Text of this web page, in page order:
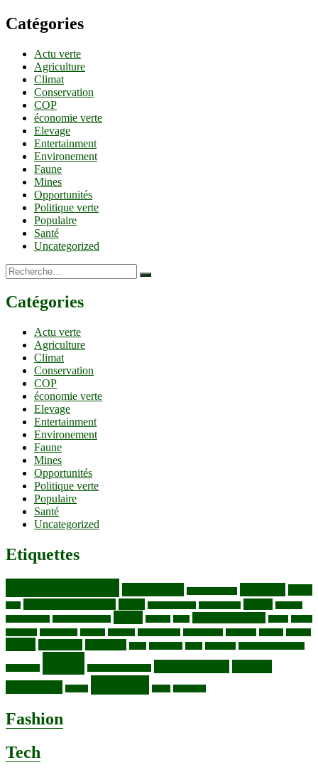
Catégories
Actu verte
Agriculture
Climat
Conservation
COP
économie verte
Elevage
Entertainment
Environement
Faune
Mines
Opportunités
Politique verte
Populaire
Santé
Uncategorized
Recherche…
Catégories
Actu verte
Agriculture
Climat
Conservation
COP
économie verte
Elevage
Entertainment
Environement
Faune
Mines
Opportunités
Politique verte
Populaire
Santé
Uncategorized
Etiquettes
Fashion
Tech